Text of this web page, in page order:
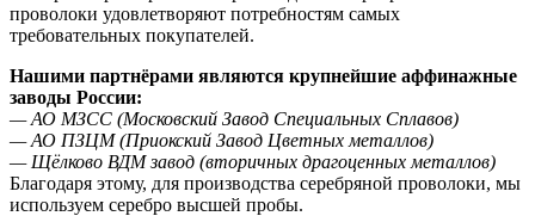
проволоки удовлетворяют потребностям самых
требовательных покупателей.
Нашими партнёрами являются крупнейшие аффинажные
заводы России:
— АО МЗСС (Московский Завод Специальных Сплавов)
— АО ПЗЦМ (Приокский Завод Цветных металлов)
— Щёлково ВДМ завод (вторичных драгоценных металлов)
Благодаря этому, для производства серебряной проволоки, мы
используем серебро высшей пробы.